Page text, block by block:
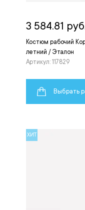
Костюм рабочий
летний / Эталон
Артикул: 117829
3 584.81
Выбрать
ХИТ